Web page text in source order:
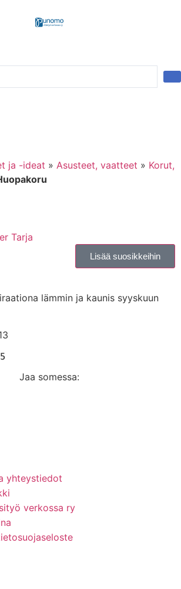
ja -ideat » Asusteet, vaatteet » Korut,
Tarja
Lisää suosikkeihin
lämmin ja kaunis syyskuun
Jaa somessa:
yhteystiedot
verkossa ry